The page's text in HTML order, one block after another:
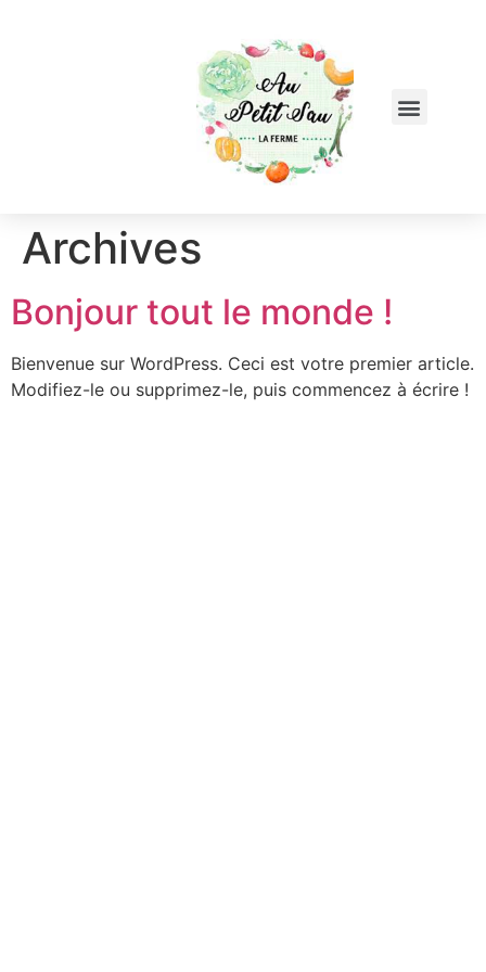
Archives
Bonjour tout le monde !
Bienvenue sur WordPress. Ceci est votre premier article.
Modifiez-le ou supprimez-le, puis commencez à écrire !